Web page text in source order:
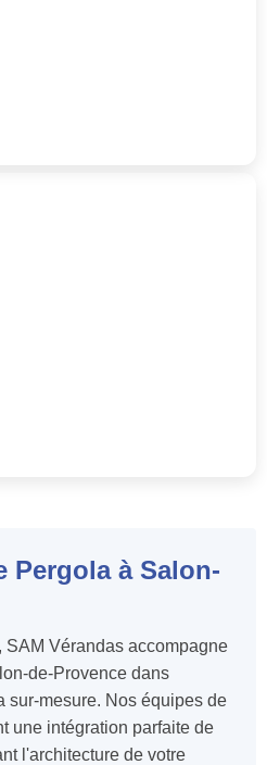
Pergola à Salon-
SAM Vérandas accompagne
de-Provence dans
sur-mesure. Nos équipes de
une intégration parfaite de
l'architecture de votre